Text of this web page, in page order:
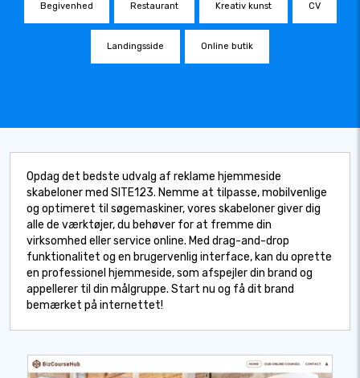
Begivenhed Restaurant Kreativ kunst CV
Landingsside Online butik
Opdag det bedste udvalg af reklame hjemmeside
skabeloner med SITE123. Nemme at tilpasse, mobilvenlige
og optimeret til søgemaskiner, vores skabeloner giver dig
alle de værktøjer, du behøver for at fremme din
virksomhed eller service online. Med drag-and-drop
funktionalitet og en brugervenlig interface, kan du oprette
en professionel hjemmeside, som afspejler din brand og
appellerer til din målgruppe. Start nu og få dit brand
bemærket på internettet!